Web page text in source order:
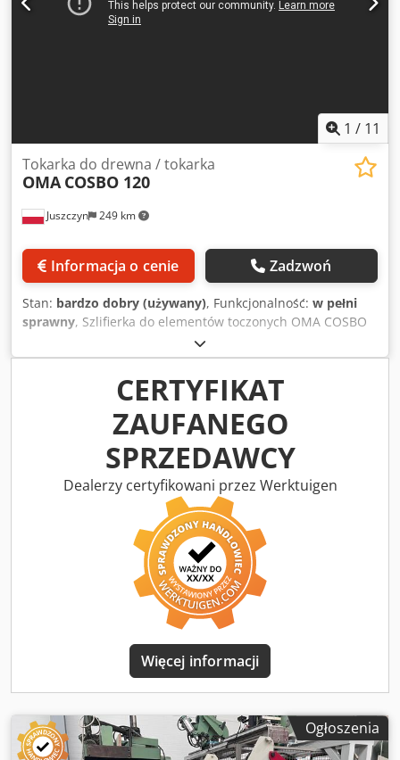
1 / 11
Juszczyn 249 km
Tokarka do drewna / tokarka
OMA COSBO 120
Informacja o cenie Zadzwoń
Stan: bardzo dobry (używany), Funkcjonalność: w pełni
sprawny, Szlifierka do elementów toczonych OMA COSBO
120 Długość robocza 1200mm Dwa agregaty szlifujące
Cjdpfx Agey Elw Es Uerf Szczotki polerujące z oscylacją
CERTYFIKAT
ZAUFANEGO
SPRZEDAWCY
Dealerzy certyfikowani przez Werktuigen
Więcej informacji
Ogłoszenia